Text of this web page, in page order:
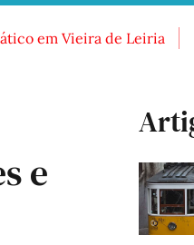
em Vieira de Leiria
e